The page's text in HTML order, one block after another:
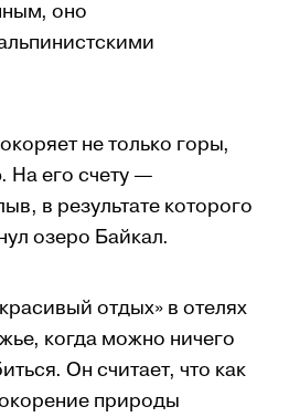
оно
не только горы,
На его счету —
в результате которого
озеро Байкал.
отдых» в отелях
когда можно ничего
Он считает, что как
природы